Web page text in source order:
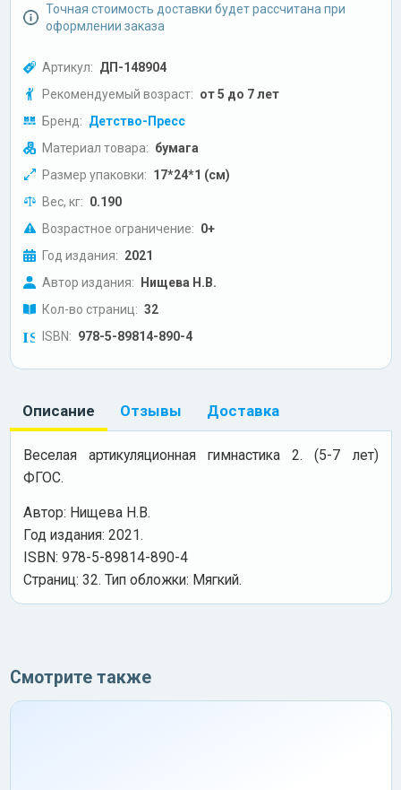
Точная стоимость доставки будет рассчитана при
оформлении заказа
Артикул: ДП-148904
Рекомендуемый возраст: от 5 до 7 лет
Бренд: Детство-Пресс
Материал товара: бумага
Размер упаковки: 17*24*1 (см)
Вес, кг: 0.190
Возрастное ограничение: 0+
Год издания: 2021
Автор издания: Нищева Н.В.
Кол-во страниц: 32
ISBN: 978-5-89814-890-4
Описание Отзывы Доставка
Веселая артикуляционная гимнастика 2. (5-7 лет)
ФГОС.
Автор: Нищева Н.В.
Год издания: 2021.
ISBN: 978-5-89814-890-4
Cтраниц: 32. Тип обложки: Мягкий.
Смотрите также